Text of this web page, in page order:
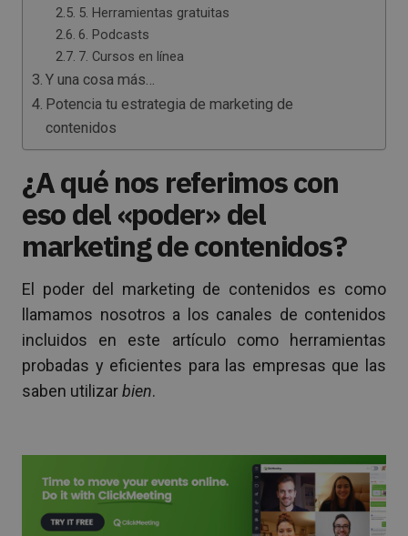
5. Herramientas gratuitas
6. Podcasts
7. Cursos en línea
Y una cosa más…
Potencia tu estrategia de marketing de
contenidos
¿A qué nos referimos con
eso del «poder» del
marketing de contenidos?
El poder del marketing de contenidos es como
llamamos nosotros a los canales de contenidos
incluidos en este artículo como herramientas
probadas y eficientes para las empresas que las
saben utilizarbien.